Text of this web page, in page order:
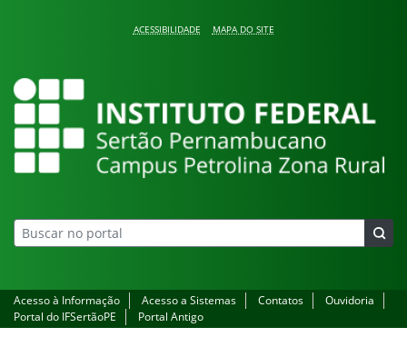
ACESSIBILIDADE MAPA DO SITE
Campus Petrolina
Acesso à Informação Acesso a Sistemas Contatos
Ouvidoria
Portal do IFSertãoPE
Portal Antigo